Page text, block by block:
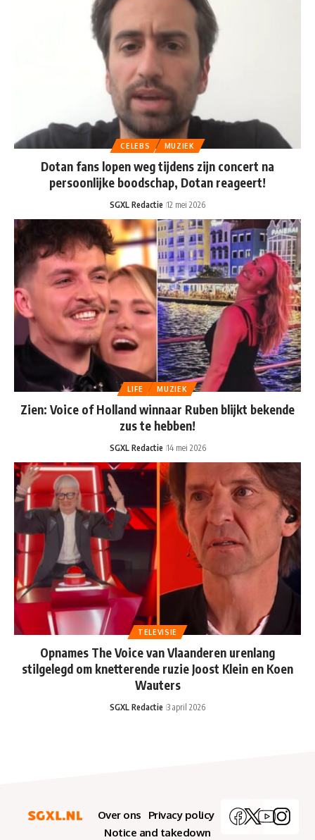
CELEBS MUZIEK
Dotan fans lopen weg tijdens zijn concert na
persoonlijke boodschap, Dotan reageert!
SGXL Redactie 12 mei 2026
LIFE MUZIEK
Zien: Voice of Holland winnaar Ruben blijkt bekende
zus te hebben!
SGXL Redactie 14 mei 2026
TELEVISIE
Opnames The Voice van Vlaanderen urenlang
stilgelegd om knetterende ruzie Joost Klein en Koen
Wauters
SGXL Redactie 3 april 2026
Over ons
Privacy policy
Notice and takedown